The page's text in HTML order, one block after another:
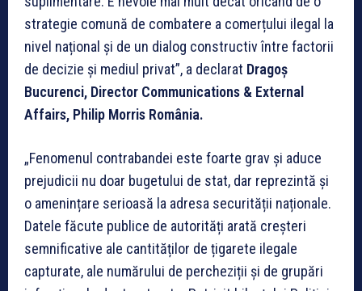
strategie comună de combatere a comerțului ilegal la
nivel național și de un dialog constructiv între factorii
de decizie și mediul privat”, a declarat Dragoș
Bucurenci, Director Communications & External
Affairs, Philip Morris România.
„Fenomenul contrabandei este foarte grav și aduce
prejudicii nu doar bugetului de stat, dar reprezintă și
o amenințare serioasă la adresa securității naționale.
Datele făcute publice de autorități arată creșteri
semnificative ale cantităților de țigarete ilegale
capturate, ale numărului de percheziții și de grupări